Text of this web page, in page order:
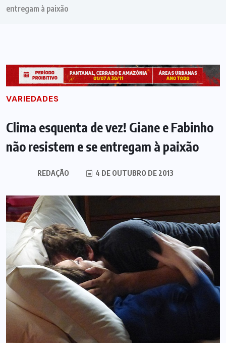
entregam à paixão
VARIEDADES
Clima esquenta de vez! Giane e Fabinho
não resistem e se entregam à paixão
REDAÇÃO 4 DE OUTUBRO DE 2013